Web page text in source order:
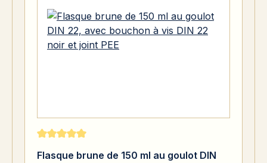
Flasque brune de 150 ml au goulot DIN